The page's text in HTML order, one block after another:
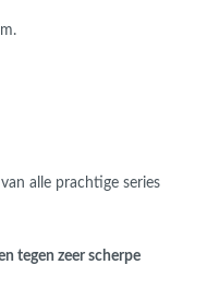
alle prachtige series
tegen zeer scherpe